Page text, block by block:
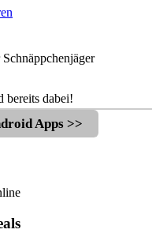
bereits dabei!
Apps >>